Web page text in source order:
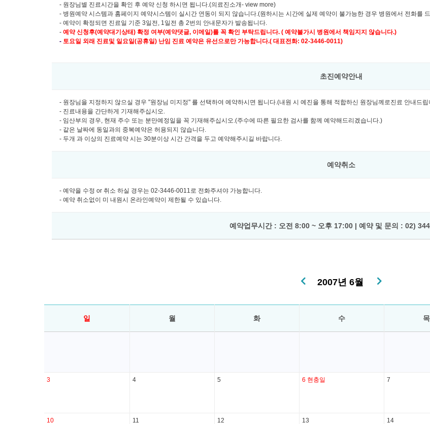
- 원장님별 진료시간을 확인 후 예약 신청 하시면 됩니다.(의료진소개- view more)
- 병원예약 시스템과 홈페이지 예약시스템이 실시간 연동이 되지 않습니다.(원하시는 시간에 실제 예약이 불가능한 경우 병원에서 전화를
- 예약이 확정되면 진료일 기준 3일전, 1일전 총 2번의 안내문자가 발송됩니다.
- 예약 신청후(예약대기상태) 확정 여부(예약댓글, 이메일)를 꼭 확인 부탁드립니다. ( 예약불가시 병원에서 책임지지 않습니다.)
- 토요일 외래 진료및 일요일(공휴일) 난임 진료 예약은 유선으로만 가능합니다.( 대표전화: 02-3446-0011)
초진예약안내
- 원장님을 지정하지 않으실 경우 "원장님 미지정" 를 선택하여 예약하시면 됩니다.(내원 시 예진을 통해 적합하신 원장님께로진료 안내드립
- 진료내용을 간단하게 기재해주십시오.
- 임산부의 경우, 현재 주수 또는 분만예정일을 꼭 기재해주십시오.(주수에 따른 필요한 검사를 함께 예약해드리겠습니다.)
- 같은 날짜에 동일과의 중복예약은 허용되지 않습니다.
- 두개 과 이상의 진료예약 시는 30분이상 시간 간격을 두고 예약해주시길 바랍니다.
예약취소
- 예약을 수정 or 취소 하실 경우는 02-3446-0011로 전화주셔야 가능합니다.
- 예약 취소없이 미 내원시 온라인예약이 제한될 수 있습니다.
예약업무시간 : 오전 8:00 ~ 오후 17:00 | 예약 및 문의 : 02)
2007년 6월
일 월 화 수 목
3 4 5 6 현충일 7
10 11 12 13 14